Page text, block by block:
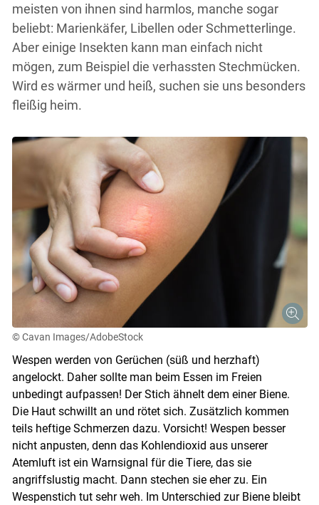
meisten von ihnen sind harmlos, manche sogar
beliebt: Marienkäfer, Libellen oder Schmetterlinge.
Aber einige Insekten kann man einfach nicht
mögen, zum Beispiel die verhassten Stechmücken.
Wird es wärmer und heiß, suchen sie uns besonders
fleißig heim.
© Cavan Images/AdobeStock
Wespen werden von Gerüchen (süß und herzhaft)
angelockt. Daher sollte man beim Essen im Freien
unbedingt aufpassen! Der Stich ähnelt dem einer Biene.
Die Haut schwillt an und rötet sich. Zusätzlich kommen
teils heftige Schmerzen dazu. Vorsicht! Wespen besser
nicht anpusten, denn das Kohlendioxid aus unserer
Atemluft ist ein Warnsignal für die Tiere, das sie
angriffslustig macht. Dann stechen sie eher zu. Ein
Wespenstich tut sehr weh. Im Unterschied zur Biene bleibt